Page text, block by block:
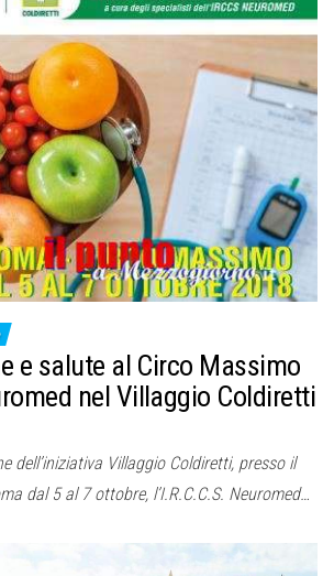
z
i
n
e salute al Circo Massimo
nel Villaggio Coldiretti
dell’iniziativa Villaggio Coldiretti, presso il
dal 5 al 7 ottobre, l’I.R.C.C.S. Neuromed…